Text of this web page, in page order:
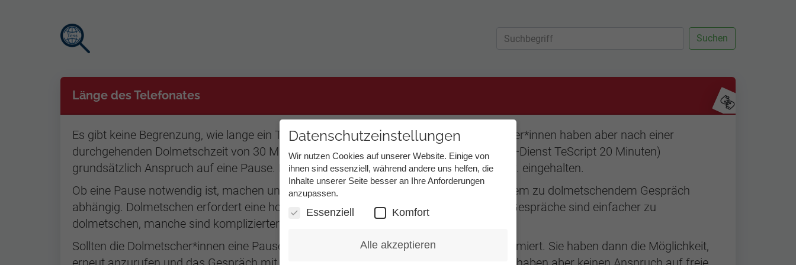
Suchen
Länge des Telefonates
Es gibt keine Begrenzung, wie lange ein Telefonat dauern darf. Unsere Tess-Dolmetscher*innen haben aber nach einer
durchgehenden Dolmetschzeit von 30 Minuten (bei Telefonkonferenzen über den Relay-Dienst TeScript 20 Minuten)
grundsätzlich Anspruch auf eine Pause. Diese Pause wird nicht immer genommen bzw. eingehalten.
Ob eine Pause notwendig ist, machen unsere Dolmetscher*innen unter anderem von dem zu dolmetschendem Gespräch
abhängig. Dolmetschen erfordert eine hohe ununterbrochene Konzentration. Manche Gespräche sind einfacher zu
dolmetschen, manche sind komplizierter.
Sollten die Dolmetscher*innen eine Pause nehmen, werden Sie darüber rechtzeitig informiert. Sie haben dann die Möglichkeit,
Datenschutzeinstellungen
Wir nutzen Cookies auf unserer Website. Einige von
ihnen sind essenziell, während andere uns helfen, die
Inhalte unserer Seite besser an Ihre Anforderungen
anzupassen.
Essenziell Komfort
Alle akzeptieren